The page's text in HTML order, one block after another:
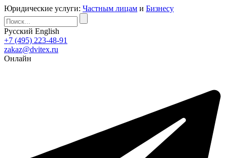
Юридические услуги: Частным лицам и Бизнесу
Русский English
+7 (495) 223-48-91
zakaz@dvitex.ru
Онлайн